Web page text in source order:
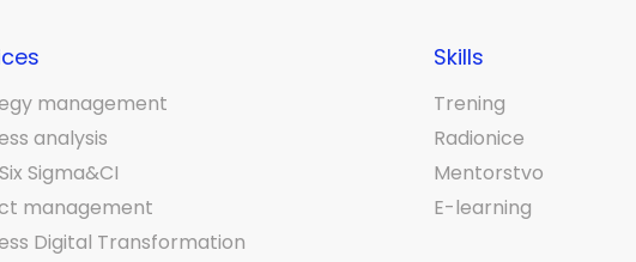
management
analysis
Sigma&CI
management
Digital Transformation
Skills
Trening
Radionice
Mentorstvo
E-learning